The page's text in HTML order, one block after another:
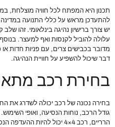
תכנון היא המפתח לכל חוויה מוצלחת,
להתעדכן מראש על כללי התנועה במדינה
יש צורך ברישיון נהיגה בינלאומי. זהו
עלולה להוביל לקנסות ואף למעצר.
מדובר בכבישים צרים, עם פניות חדות
דבר שיכול להשפיע על חוויית הנהיגה.
בחירת רכב
בחירה נכונה של רכב יכולה לשדרג את
גודל הרכב, נוחות הנסיעה, ואופי
הרריים, רכב 4×4 יכול